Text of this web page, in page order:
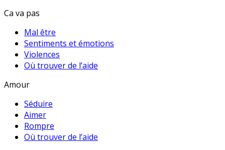
Ca va pas
Mal être
Sentiments et émotions
Violences
Où trouver de l’aide
Amour
Séduire
Aimer
Rompre
Où trouver de l’aide